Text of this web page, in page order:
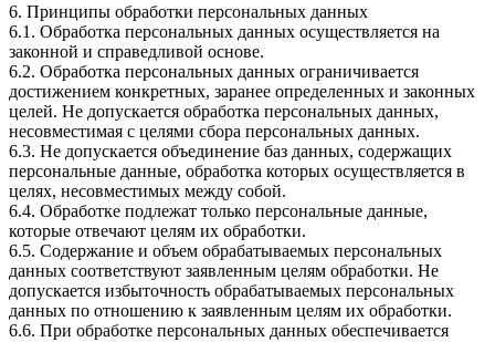
6. Принципы обработки персональных данных
6.1. Обработка персональных данных осуществляется на
законной и справедливой основе.
6.2. Обработка персональных данных ограничивается
достижением конкретных, заранее определенных и законных
целей. Не допускается обработка персональных данных,
несовместимая с целями сбора персональных данных.
6.3. Не допускается объединение баз данных, содержащих
персональные данные, обработка которых осуществляется в
целях, несовместимых между собой.
6.4. Обработке подлежат только персональные данные,
которые отвечают целям их обработки.
6.5. Содержание и объем обрабатываемых персональных
данных соответствуют заявленным целям обработки. Не
допускается избыточность обрабатываемых персональных
данных по отношению к заявленным целям их обработки.
6.6. При обработке персональных данных обеспечивается